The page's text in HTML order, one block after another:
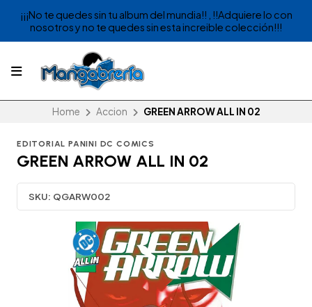
¡¡¡No te quedes sin tu album del mundia!! , !!Adquiere lo con
nosotros y no te quedes sin esta increible colección!!!
Home Accion GREEN ARROW ALL IN 02
EDITORIAL PANINI DC COMICS
GREEN ARROW ALL IN 02
SKU: QGARW002